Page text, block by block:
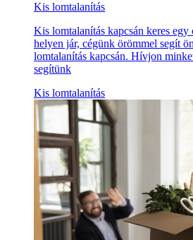
Kis lomtalanítás
Kis lomtalanítás kapcsán keres egy
helyen jár, cégünk örömmel segít
lomtalanítás kapcsán. Hívjon
segítünk
Kis lomtalanítás